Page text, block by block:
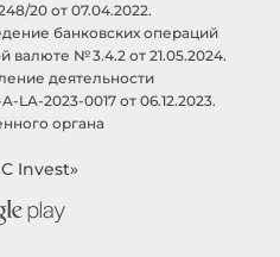
20 от 07.04.2022.
банковских операций
валюте № 3.4.2 от 21.05.2024.
деятельности
2023-0017 от 06.12.2023.
органа
Invest»